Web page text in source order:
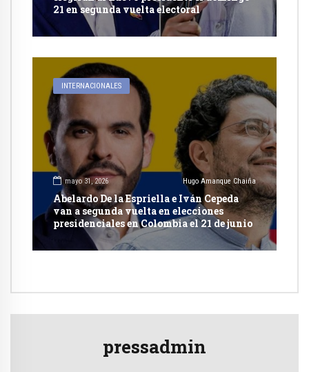
21 en segunda vuelta electoral
INTERNACIONALES
mayo 31, 2026 Hugo Amanque Chaiña
Abelardo De la Espriella e Iván Cepeda
van a segunda vuelta en elecciones
presidenciales en Colombia el 21 de junio
pressadmin